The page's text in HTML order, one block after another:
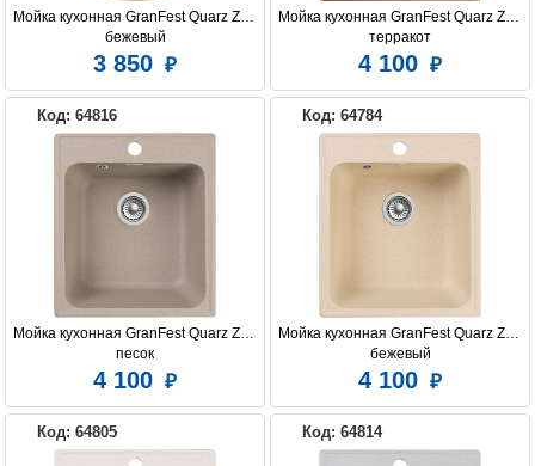
Мойка кухонная GranFest Quarz Z08
бежевый
3 850
Мойка кухонная GranFest Quarz Z17
терракот
4 100
Код: 64816
Мойка кухонная GranFest Quarz Z17
песок
4 100
Код: 64784
Мойка кухонная GranFest Quarz Z17
бежевый
4 100
Код: 64805 Код: 64814